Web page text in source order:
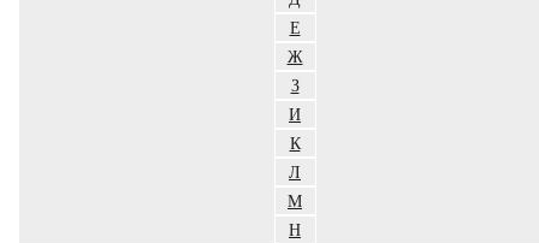
Е
Ж
З
И
К
Л
М
Н